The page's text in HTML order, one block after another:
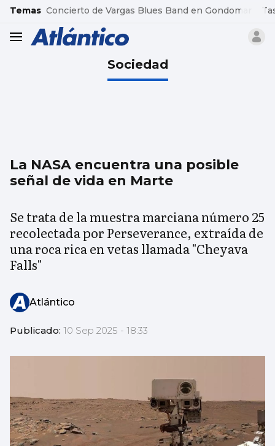
common.go-to-content
Temas Concierto de Vargas Blues Band en Gondomar
header.menu.open
Sociedad
La NASA encuentra una posible
señal de vida en Marte
Se trata de la muestra marciana número 25
recolectada por Perseverance, extraída de
una roca rica en vetas llamada "Cheyava
Falls"
Atlántico
Publicado: 10 Sep 2025 - 18:33